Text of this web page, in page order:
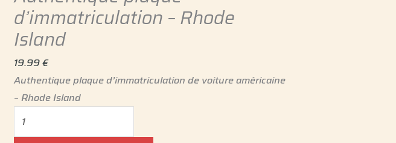
d’immatriculation – Rhode
Island
19.99€
Authentique plaque d’immatriculation de voiture américaine
– Rhode Island